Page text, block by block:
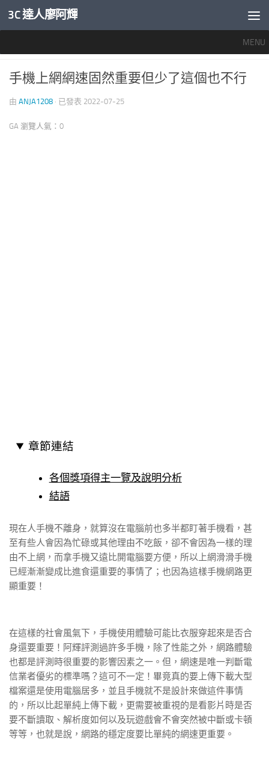
內文下方
3C 達人廖阿輝
MENU
0
手機上網網速固然重要但少了這個也不行
由 ANJA1208 · 已發表 2022-07-25
GA 瀏覽人氣：0
章節連結
各個獎項得主一覽及說明分析
結語
現在人手機不離身，就算沒在電腦前也多半都盯著手機看，甚
至有些人會因為忙碌或其他理由不吃飯，卻不會因為一樣的理
由不上網，而拿手機又遠比開電腦要方便，所以上網滑滑手機
已經漸漸變成比進食還重要的事情了；也因為這樣手機網路更
顯重要！
在這樣的社會風氣下，手機使用體驗可能比衣服穿起來是否合
身還要重要！阿輝評測過許多手機，除了性能之外，網路體驗
也都是評測時很重要的影響因素之一。但，網速是唯一判斷電
信業者優劣的標準嗎？這可不一定！畢竟真的要上傳下載大型
檔案還是使用電腦居多，並且手機就不是設計來做這件事情
的，所以比起單純上傳下載，更需要被重視的是看影片時是否
要不斷讀取、解析度如何以及玩遊戲會不會突然被中斷或卡頓
等等，也就是說，網路的穩定度要比單純的網速更重要。